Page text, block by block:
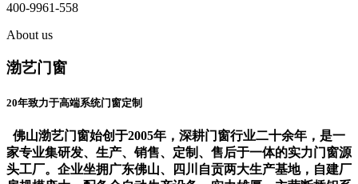
400-9961-558
About us
渤艺门窗
20年致力于高端系统门窗定制
佛山渤艺门窗始创于2005年，深耕门窗行业二十余年，是一
家专业集研发、生产、销售、定制、售后于一体的实力门窗源
头工厂。企业坐拥广东佛山、四川自贡两大生产基地，自建厂